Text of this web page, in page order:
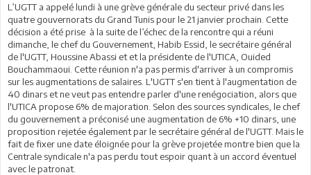
L’UGTT a appelé lundi à une grève générale du secteur privé dans les
quatre gouvernorats du Grand Tunis pour le 21 janvier prochain. Cette
décision a été prise à la suite de l’échec de la rencontre qui a réuni
dimanche, le chef du Gouvernement, Habib Essid, le secrétaire général
de l'UGTT, Houssine Abassi et et la présidente de l'UTICA, Ouided
Bouchammaoui. Cette réunion n'a pas permis d'arriver à un compromis
sur les augmentations de salaires. L'UGTT s'en tient à l'augmentation de
40 dinars et ne veut pas entendre parler d'une renégociation, alors que
l'UTICA propose 6% de majoration. Selon des sources syndicales, le chef
du gouvernement a préconisé une augmentation de 6% +10 dinars, une
proposition rejetée également par le secrétaire général de l'UGTT. Mais le
fait de fixer une date éloignée pour la grève projetée montre bien que la
Centrale syndicale n'a pas perdu tout espoir quant à un accord éventuel
avec le patronat.